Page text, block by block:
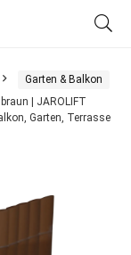
Garten & Balkon
| JAROLIFT
Garten, Terrasse